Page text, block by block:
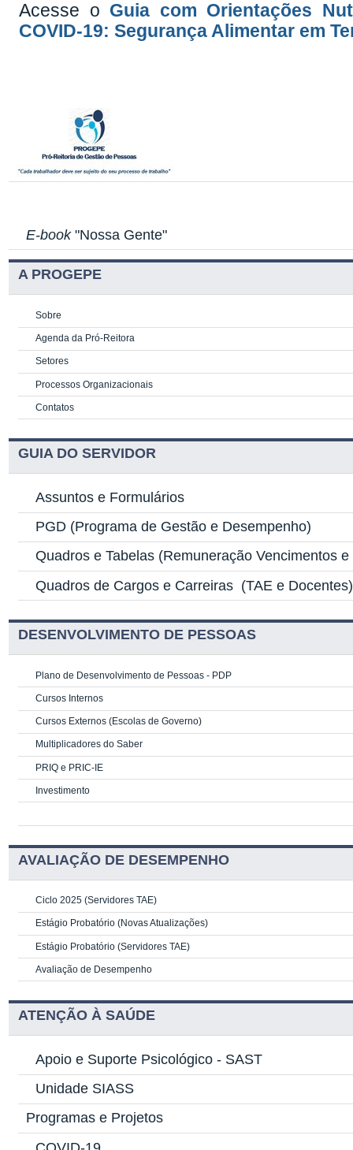
Acesse o Guia com Orientações
COVID-19: Segurança Alimentar em
E-book"Nossa Gente"
A PROGEPE
Sobre
Agenda da Pró-Reitora
Setores
Processos Organizacionais
Contatos
GUIA DO SERVIDOR
Assuntos e Formulários
PGD (Programa de Gestão e Desempenho)
Quadros e Tabelas (Remuneração Vencimentos
Quadros de Cargos e Carreiras (TAE e Docentes)
DESENVOLVIMENTO DE PESSOAS
Plano de Desenvolvimento de Pessoas - PDP
Cursos Internos
Cursos Externos (Escolas de Governo)
Multiplicadores do Saber
PRIQ e PRIC-IE
Investimento
AVALIAÇÃO DE DESEMPENHO
Ciclo 2025 (Servidores TAE)
Estágio Probatório (Novas Atualizações)
Estágio Probatório (Servidores TAE)
Avaliação de Desempenho
ATENÇÃO À SAÚDE
Apoio e Suporte Psicológico - SAST
Unidade SIASS
Programas e Projetos